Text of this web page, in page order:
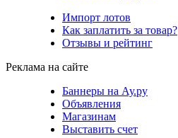
Импорт лотов
Как заплатить за товар?
Отзывы и рейтинг
Реклама на сайте
Баннеры на Ау.ру
Объявления
Магазинам
Выставить счет